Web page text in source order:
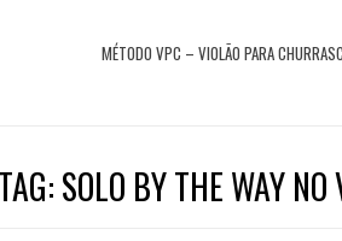
MÉTODO VPC – VIOLÃO PARA
SOLO BY THE WAY NO